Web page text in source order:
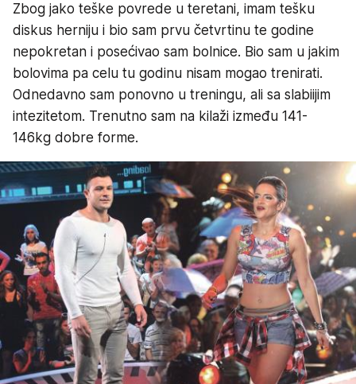
Zbog jako teške povrede u teretani, imam tešku
diskus herniju i bio sam prvu četvrtinu te godine
nepokretan i posećivao sam bolnice. Bio sam u jakim
bolovima pa celu tu godinu nisam mogao trenirati.
Odnedavno sam ponovno u treningu, ali sa slabiijim
intezitetom. Trenutno sam na kilaži između 141-
146kg dobre forme.